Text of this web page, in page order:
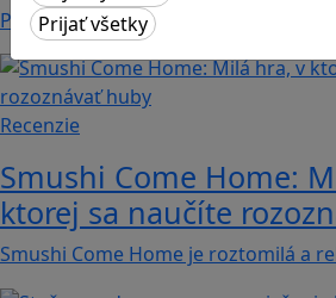
Pod názvom Bunky v akcii sa skrýva
Recenzie
Smushi Come Home:
ktorej sa naučíte
Smushi Come Home je roztomilá a